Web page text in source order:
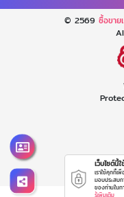
© 2569ซื้อขาย
เว็บไซต์นี้
เราใช้คุกกี้เ
มอบประสบ
ของท่านในก
รู้เพิ่มเติม